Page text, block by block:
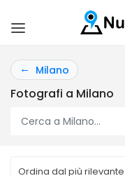
Milano
Fotografi a Milano